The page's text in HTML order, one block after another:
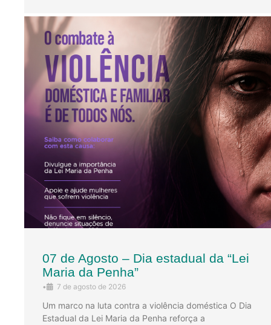
07 de Agosto – Dia estadual da “Lei
Maria da Penha”
• 7 de agosto de 2026
Um marco na luta contra a violência doméstica O Dia
Estadual da Lei Maria da Penha reforça a